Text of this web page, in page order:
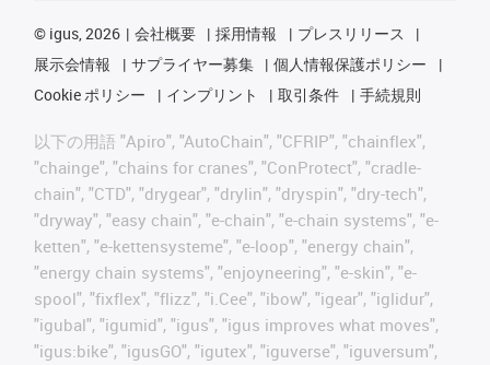
© igus, 2026 会社概要 採用情報
プレスリリース
展示会情報
サプライヤー募集
個人情報保護ポリシー
Cookie ポリシー
インプリント 取引条件 手続規則
以下の用語 "Apiro", "AutoChain", "CFRIP", "chainflex",
"chainge", "chains for cranes", "ConProtect", "cradle-
chain", "CTD", "drygear", "drylin", "dryspin", "dry-tech",
"dryway", "easy chain", "e-chain", "e-chain systems", "e-
ketten", "e-kettensysteme", "e-loop", "energy chain",
"energy chain systems", "enjoyneering", "e-skin", "e-
spool", "fixflex", "flizz", "i.Cee", "ibow", "igear", "iglidur",
"igubal", "igumid", "igus", "igus improves what moves",
"igus:bike", "igusGO", "igutex", "iguverse", "iguversum",